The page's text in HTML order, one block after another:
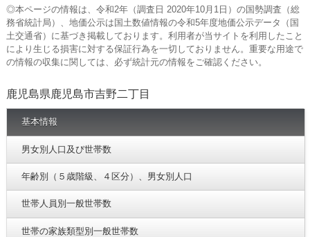
◎本ページの情報は、令和2年（調査日 2020年10月1日）の国勢調査（総
務省統計局）、地価公示は国土数値情報の令和5年度地価公示データ（国
土交通省）に基づき掲載しております。利用者が当サイトを利用したこと
により生じる損害に対する保証行為を一切しておりません。重要な用途で
の情報の収集に関しては、必ず統計元の情報をご確認ください。
鹿児島県鹿児島市吉野二丁目
基本情報
男女別人口及び世帯数
年齢別（５歳階級、４区分）、男女別人口
世帯人員別一般世帯数
世帯の家族類型別一般世帯数